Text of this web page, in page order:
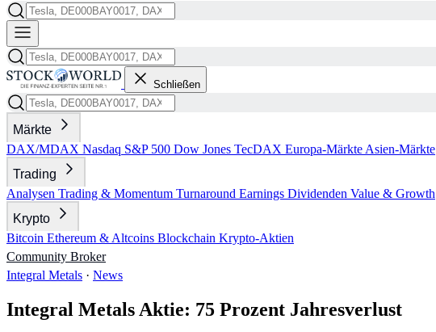
Schließen
Märkte
DAX/MDAX Nasdaq S&P 500 Dow Jones TecDAX Europa-Märkte Asien-Märkte
Trading
Analysen Trading & Momentum Turnaround Earnings Dividenden Value & Growth
Krypto
Bitcoin Ethereum & Altcoins Blockchain Krypto-Aktien
Community Broker
Integral Metals · News
Integral Metals Aktie: 75 Prozent Jahresverlust